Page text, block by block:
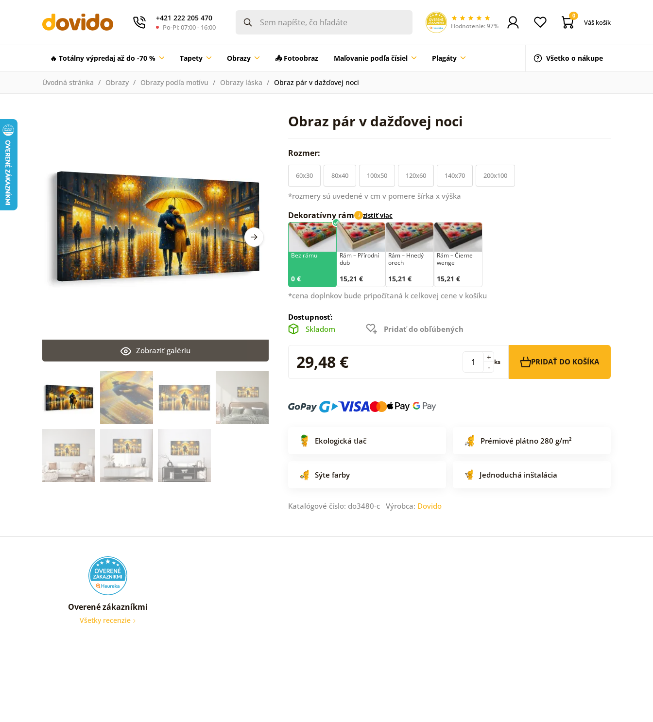
+421 222 205 470
Po-Pi: 07:00 - 16:00 Hodnotenie: 97%
0
Váš košík
🔥 Totálny výpredaj až do -70 % Tapety Obrazy 📤 Fotoobraz Maľovanie podľa čísiel Plagáty Všetko o nákupe
Úvodná stránka Obrazy Obrazy podľa motívu Obrazy láska Obraz pár v dažďovej noci
Obraz pár v dažďovej noci
Zobraziť galériu
Rozmer:
60x30 80x40 100x50 120x60 140x70 200x100
*rozmery sú uvedené v cm v pomere šírka x výška
Dekoratívny rám i zistiť viac
Bez rámu
0 €
Rám –⁠⁠⁠⁠⁠⁠ Přírodní
dub
15,21 €
Rám – Hnedý
orech
15,21 €
Rám – Čierne
wenge
15,21 €
*cena doplnkov bude pripočítaná k celkovej cene v košíku
Dostupnosť:
Skladom
Pridať do obľúbených
29,48 € -
+ ks PRIDAŤ DO KOŠÍKA
Ekologická tlač Prémiové plátno 280 g/m²
Sýte farby Jednoduchá inštalácia
Katalógové číslo: do3480-c Výrobca: Dovido
Overené zákazníkmi
Všetky recenzie